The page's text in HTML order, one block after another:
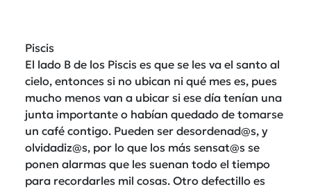
Piscis
El lado B de los Piscis es que se les va el santo al
cielo, entonces si no ubican ni qué mes es, pues
mucho menos van a ubicar si ese día tenían una
junta importante o habían quedado de tomarse
un café contigo. Pueden ser desordenad@s, y
olvidadiz@s, por lo que los más sensat@s se
ponen alarmas que les suenan todo el tiempo
para recordarles mil cosas. Otro defectillo es